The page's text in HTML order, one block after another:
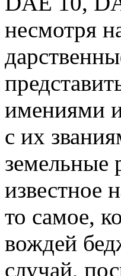
несмотря
имениями
с их
земельные
известное
то самое,
вождей
случай,